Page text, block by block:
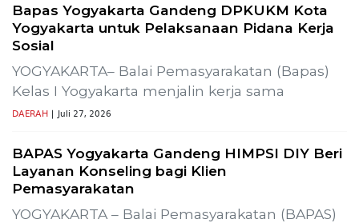
Bapas Yogyakarta Gandeng DPKUKM Kota
Yogyakarta untuk Pelaksanaan Pidana Kerja
Sosial
YOGYAKARTA– Balai Pemasyarakatan (Bapas)
Kelas I Yogyakarta menjalin kerja sama
DAERAH | Juli 27, 2026
BAPAS Yogyakarta Gandeng HIMPSI DIY Beri
Layanan Konseling bagi Klien
Pemasyarakatan
YOGYAKARTA – Balai Pemasyarakatan (BAPAS)